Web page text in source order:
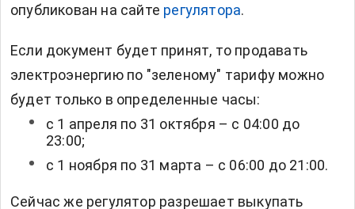
опубликован на сайте регулятора.
Если документ будет принят, то продавать
электроэнергию по "зеленому" тарифу можно
будет только в определенные часы:
с 1 апреля по 31 октября – с 04:00 до
23:00;
с 1 ноября по 31 марта – с 06:00 до 21:00.
Сейчас же регулятор разрешает выкупать